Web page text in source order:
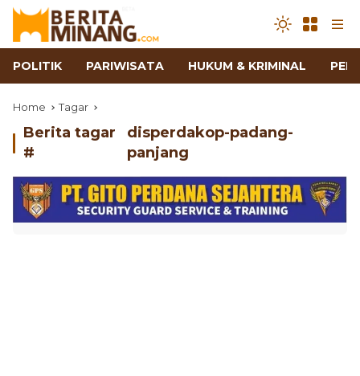
POLITIK PARIWISATA HUKUM & KRIMINAL
Home Tagar
Berita tagar
#
disperdakop-padang-
panjang